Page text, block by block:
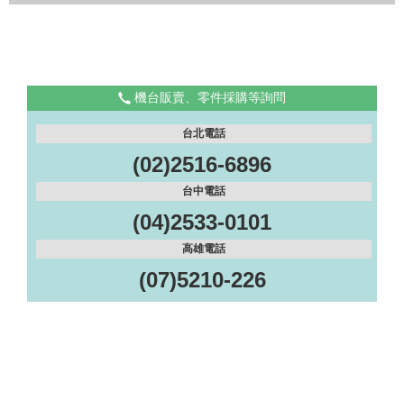
機台販賣、零件採購等詢問
台北電話
(02)2516-6896
台中電話
(04)2533-0101
高雄電話
(07)5210-226